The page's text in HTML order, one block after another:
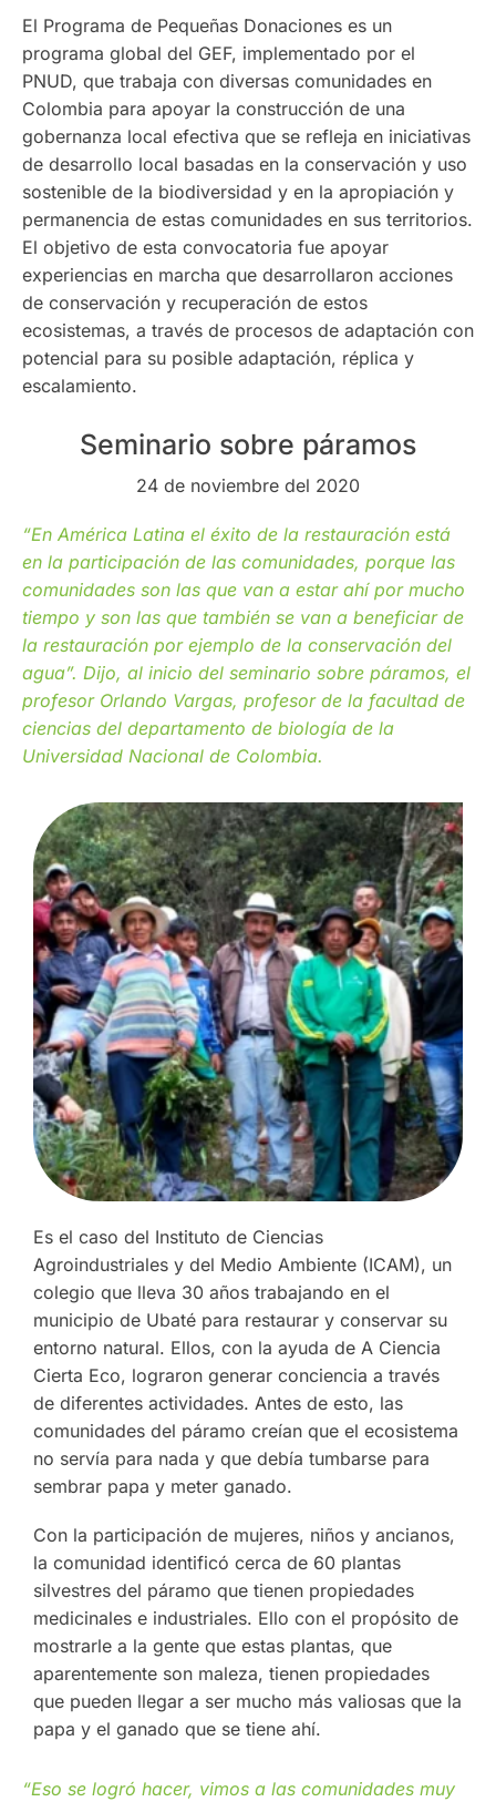
El Programa de Pequeñas Donaciones es un
programa global del GEF, implementado por el
PNUD, que trabaja con diversas comunidades en
Colombia para apoyar la construcción de una
gobernanza local efectiva que se refleja en iniciativas
de desarrollo local basadas en la conservación y uso
sostenible de la biodiversidad y en la apropiación y
permanencia de estas comunidades en sus territorios.
El objetivo de esta convocatoria fue apoyar
experiencias en marcha que desarrollaron acciones
de conservación y recuperación de estos
ecosistemas, a través de procesos de adaptación con
potencial para su posible adaptación, réplica y
escalamiento.
Seminario sobre páramos
24 de noviembre del 2020
“En América Latina el éxito de la restauración está
en la participación de las comunidades, porque las
comunidades son las que van a estar ahí por mucho
tiempo y son las que también se van a beneficiar de
la restauración por ejemplo de la conservación del
agua”. Dijo, al inicio del seminario sobre páramos, el
profesor Orlando Vargas, profesor de la facultad de
ciencias del departamento de biología de la
Universidad Nacional de Colombia.
Es el caso del Instituto de Ciencias
Agroindustriales y del Medio Ambiente (ICAM), un
colegio que lleva 30 años trabajando en el
municipio de Ubaté para restaurar y conservar su
entorno natural. Ellos, con la ayuda de A Ciencia
Cierta Eco, lograron generar conciencia a través
de diferentes actividades. Antes de esto, las
comunidades del páramo creían que el ecosistema
no servía para nada y que debía tumbarse para
sembrar papa y meter ganado.
Con la participación de mujeres, niños y ancianos,
la comunidad identificó cerca de 60 plantas
silvestres del páramo que tienen propiedades
medicinales e industriales. Ello con el propósito de
mostrarle a la gente que estas plantas, que
aparentemente son maleza, tienen propiedades
que pueden llegar a ser mucho más valiosas que la
papa y el ganado que se tiene ahí.
“Eso se logró hacer, vimos a las comunidades muy